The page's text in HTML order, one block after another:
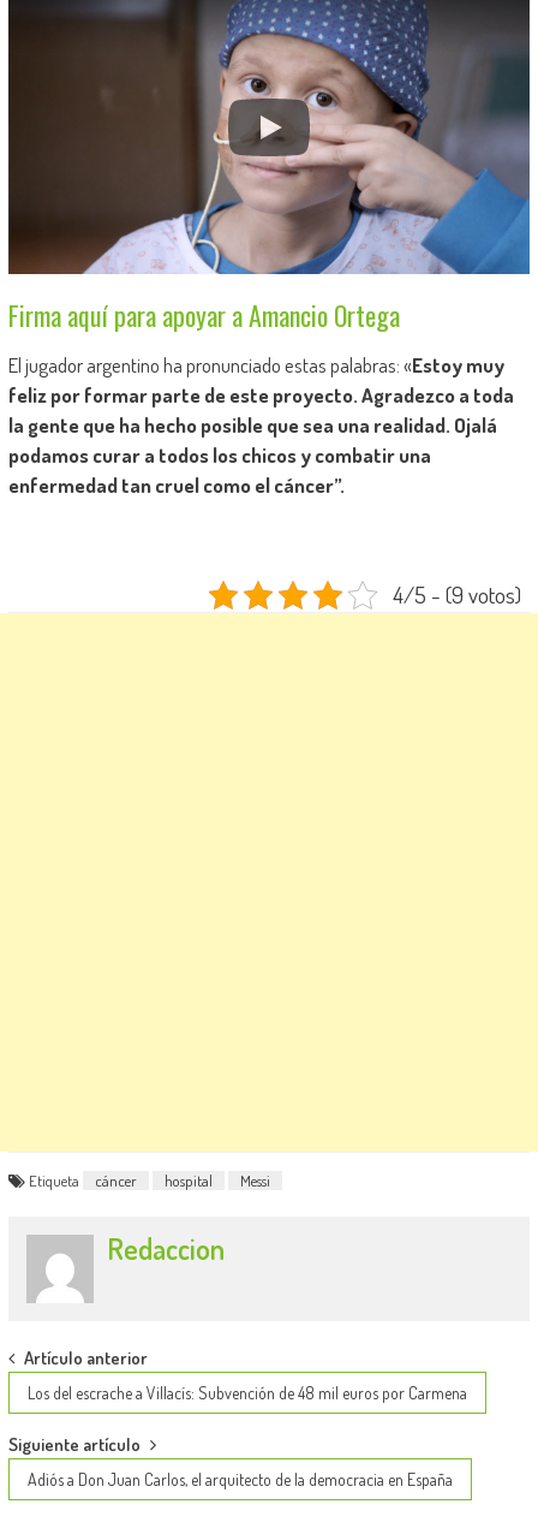
Firma aquí para apoyar a Amancio Ortega
El jugador argentino ha pronunciado estas palabras: «Estoy muy
feliz por formar parte de este proyecto. Agradezco a toda
la gente que ha hecho posible que sea una realidad. Ojalá
podamos curar a todos los chicos y combatir una
enfermedad tan cruel como el cáncer”.
4/5 - (9 votos)
Etiqueta cáncer hospital Messi
Redaccion
Post
navigation
Artículo anterior
Los del escrache a Villacís: Subvención de 48 mil euros por Carmena
Siguiente artículo
Adiós a Don Juan Carlos, el arquitecto de la democracia en España